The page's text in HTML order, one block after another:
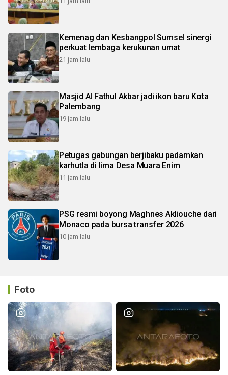
Kemenag dan Kesbangpol Sumsel sinergi
perkuat lembaga kerukunan umat
21 jam lalu
Masjid Al Fathul Akbar jadi ikon baru Kota
Palembang
19 jam lalu
Petugas gabungan berjibaku padamkan
karhutla di lima Desa Muara Enim
11 jam lalu
PSG resmi boyong Maghnes Akliouche dari
Monaco pada bursa transfer 2026
10 jam lalu
Foto